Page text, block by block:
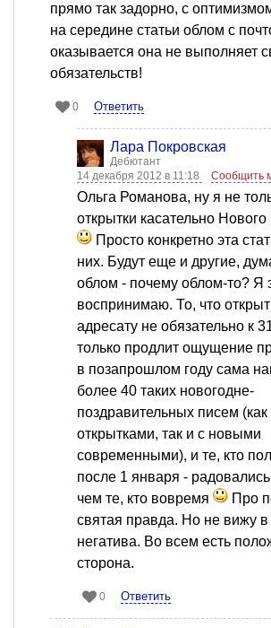
прямо так задорно, с
на середине статьи облом с
оказывается она не выполняет
обязательств!
0 Ответить
Лара Покровская
Дебютант
14 декабря 2012 в 11:18
Сообщить
Ольга Романова, ну я не
открытки касательно
Просто конкретно эта
них. Будут еще и другие,
облом - почему облом-то? Я
воспринимаю. То, что
адресату не обязательно к
только продлит ощущение
в позапрошлом году сама
более 40 таких новогодне-
поздравительных писем (как
открытками, так и с новыми
современными), и те, кто
после 1 января -
чем те, кто вовремя
Про
святая правда. Но не вижу в
негатива. Во всем есть
сторона.
0 Ответить